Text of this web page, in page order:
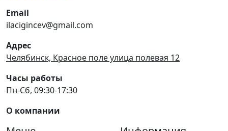
Email
ilacigincev@gmail.com
Адрес
Челябинск, Красное поле улица полевая 12
Часы работы
Пн-Сб, 09:30-17:30
О компании